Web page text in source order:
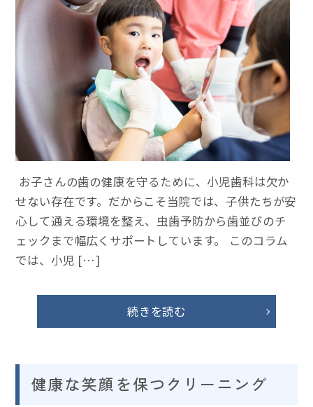
お子さんの歯の健康を守るために、小児歯科は欠か
せない存在です。だからこそ当院では、子供たちが安
心して通える環境を整え、虫歯予防から歯並びのチ
ェックまで幅広くサポートしています。 このコラム
では、小児 […]
続きを読む
健康な笑顔を保つクリーニング